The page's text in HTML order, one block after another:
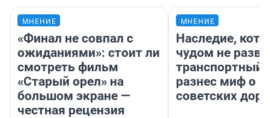
МНЕНИЕ
«Финал не совпал с
ожиданиями»: стоит ли
смотреть фильм
«Старый орел» на
большом экране —
честная рецензия
МНЕНИЕ
Наследие,
чудом не
транспортный
разнес миф о
советских